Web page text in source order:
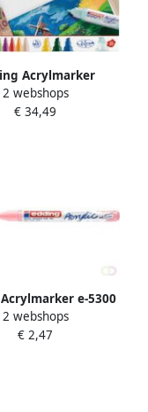
Acrylmarker
klein
Scandinavisch
2 webshops
€ 34,49
e-5300
stijlvol mauve
2 webshops
€ 2,47